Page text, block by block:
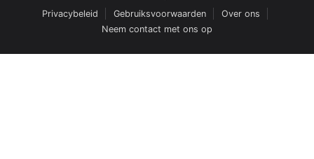
Privacybeleid
Gebruiksvoorwaarden
Over ons
Neem contact met ons op